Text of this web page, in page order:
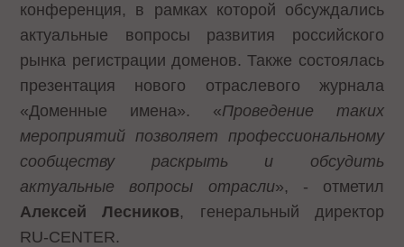
конференция, в рамках которой обсуждались
актуальные вопросы развития российского
рынка регистрации доменов. Также состоялась
презентация нового отраслевого журнала
«Доменные имена». «Проведение таких
мероприятий позволяет профессиональному
сообществу раскрыть и обсудить
актуальные вопросы отрасли», - отметил
Алексей Лесников, генеральный директор
RU-CENTER.